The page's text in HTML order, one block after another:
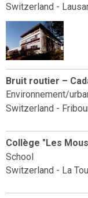
Switzerland -
Bruit routier –
Environnement/
Switzerland -
Collège "Les
School
Switzerland - La